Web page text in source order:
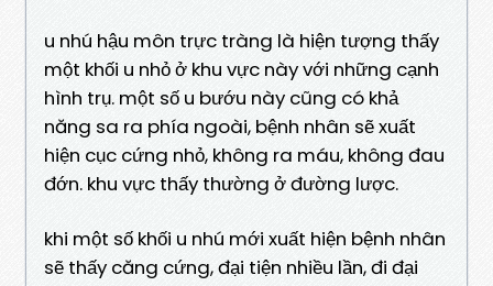
u nhú hậu môn trực tràng là hiện tượng thấy
một khối u nhỏ ở khu vực này với những cạnh
hình trụ. một số u bướu này cũng có khả
năng sa ra phía ngoài, bệnh nhân sẽ xuất
hiện cục cứng nhỏ, không ra máu, không đau
đớn. khu vực thấy thường ở đường lược.
khi một số khối u nhú mới xuất hiện bệnh nhân
sẽ thấy căng cứng, đại tiện nhiều lần, đi đại